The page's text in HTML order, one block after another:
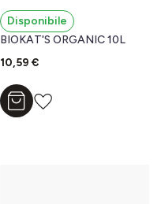
Disponibile
BIOKAT'S ORGANIC 10L
10,59 €
Aggiungi al carrello